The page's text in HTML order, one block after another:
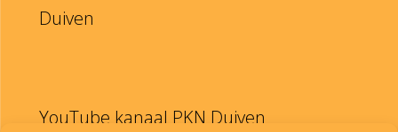
Duiven
YouTube kanaal PKN Duiven